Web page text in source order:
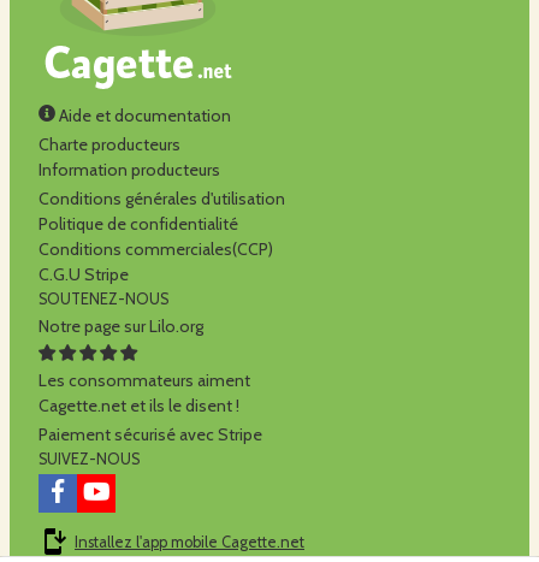
Aide et documentation
Charte producteurs
Information producteurs
Conditions générales d'utilisation
Politique de confidentialité
Conditions commerciales(CCP)
C.G.U Stripe
SOUTENEZ-NOUS
Notre page sur Lilo.org
Les consommateurs aiment
Cagette.net et ils le disent !
Paiement sécurisé avec Stripe
SUIVEZ-NOUS
Installez l'app mobile Cagette.net